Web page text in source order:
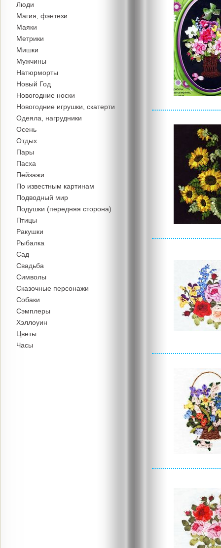
Люди
Магия, фэнтези
Маяки
Метрики
Мишки
Мужчины
Натюрморты
Новый Год
Новогодние носки
Новогодние игрушки, скатерти
Одеяла, нагрудники
Осень
Отдых
Пары
Пасха
Пейзажи
По известным картинам
Подводный мир
Подушки (передняя сторона)
Птицы
Ракушки
Рыбалка
Сад
Свадьба
Символы
Сказочные персонажи
Собаки
Сэмплеры
Хэллоуин
Цветы
Часы